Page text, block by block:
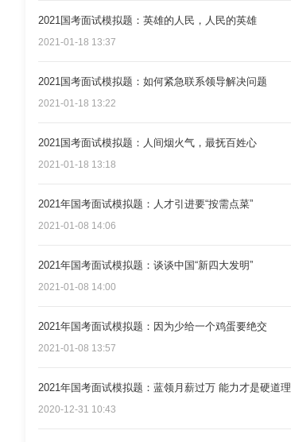
2021国考面试模拟题：英雄的人民，人民的英雄
2021-01-18 13:37
2021国考面试模拟题：如何紧急联系领导解决问题
2021-01-18 13:22
2021国考面试模拟题：人间烟火气，最抚百姓心
2021-01-18 13:18
2021年国考面试模拟题：人才引进要“按需点菜”
2021-01-08 14:06
2021年国考面试模拟题：谈谈中国“新四大发明”
2021-01-08 14:00
2021年国考面试模拟题：因为少给一个鸡蛋要绝交
2021-01-08 13:57
2021年国考面试模拟题：蓝领月薪过万 能力才是硬道理
2020-12-31 10:43